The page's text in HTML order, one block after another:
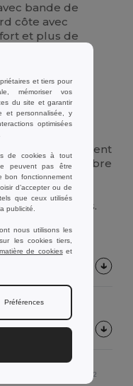
bande de
côte avec
et plus de
courtes et à
moyen
!
2XL, ce vêtement
en nombre
pensez-y
ou les sportifs.
de SOL'S
20252
et tiers pour
mémoriser vos
du site et garantir
et personnalisée, y
optimisées
de cookies à tout
peuvent pas être
bon fonctionnement
d’accepter ou de
que ceux utilisés
publicité.
nous utilisons les
les cookies tiers,
de cookieset
Préférences